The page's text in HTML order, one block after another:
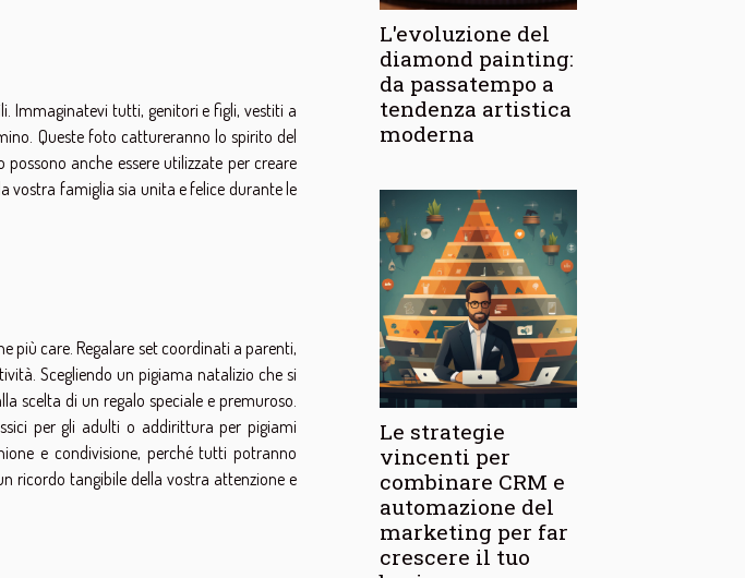
Immaginatevi tutti, genitori e figli, vestiti a
Queste foto cattureranno lo spirito del
anche essere utilizzate per creare
vostra famiglia sia unita e felice durante le
più care. Regalare set coordinati a parenti,
Scegliendo un pigiama natalizio che si
scelta di un regalo speciale e premuroso.
per gli adulti o addirittura per pigiami
e condivisione, perché tutti potranno
ricordo tangibile della vostra attenzione e
L'evoluzione del
diamond painting:
da passatempo a
tendenza artistica
moderna
Le strategie
vincenti per
combinare CRM e
automazione del
marketing per far
crescere il tuo